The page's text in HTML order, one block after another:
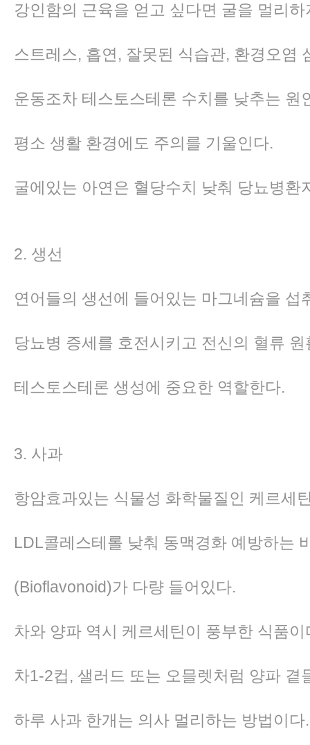
강인함의 근육을 얻고 싶다면 굴을 멀리
스트레스, 흡연, 잘못된 식습관, 환경오염
운동조차 테스토스테론 수치를 낮추는 원
평소 생활 환경에도 주의를 기울인다.
굴에있는 아연은 혈당수치 낮춰 당뇨병
2. 생선
연어들의 생선에 들어있는 마그네슘을
당뇨병 증세를 호전시키고 전신의 혈류
테스토스테론 생성에 중요한 역할한다.
3. 사과
항암효과있는 식물성 화학물질인 케르세
LDL콜레스테롤 낮춰 동맥경화 예방하는
(Bioflavonoid)가 다량 들어있다.
차와 양파 역시 케르세틴이 풍부한 식품
차1-2컵, 샐러드 또는 오믈렛처럼 양파
하루 사과 한개는 의사 멀리하는 방법이